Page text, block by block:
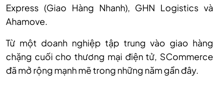
Express (Giao Hàng Nhanh), GHN Logistics và
Ahamove.
Từ một doanh nghiệp tập trung vào giao hàng
chặng cuối cho thương mại điện tử, SCommerce
đã mở rộng mạnh mẽ trong những năm gần đây.